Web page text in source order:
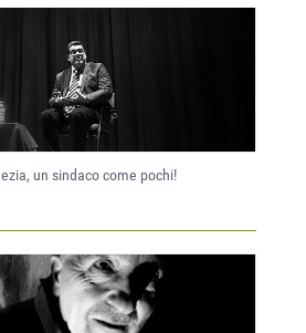
un sindaco come pochi!